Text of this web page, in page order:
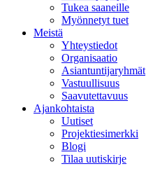
Tukea saaneille
Myönnetyt tuet
Meistä
Yhteystiedot
Organisaatio
Asiantuntijaryhmät
Vastuullisuus
Saavutettavuus
Ajankohtaista
Uutiset
Projektiesimerkki
Blogi
Tilaa uutiskirje